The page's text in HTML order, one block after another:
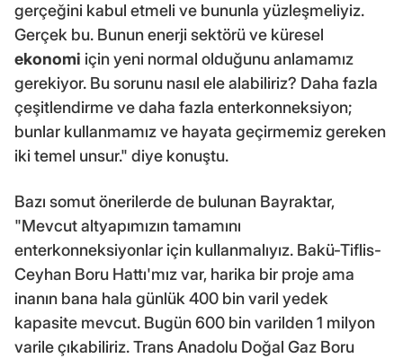
gerçeğini kabul etmeli ve bununla yüzleşmeliyiz.
Gerçek bu. Bunun enerji sektörü ve küresel
ekonomi için yeni normal olduğunu anlamamız
gerekiyor. Bu sorunu nasıl ele alabiliriz? Daha fazla
çeşitlendirme ve daha fazla enterkonneksiyon;
bunlar kullanmamız ve hayata geçirmemiz gereken
iki temel unsur." diye konuştu.
Bazı somut önerilerde de bulunan Bayraktar,
"Mevcut altyapımızın tamamını
enterkonneksiyonlar için kullanmalıyız. Bakü-Tiflis-
Ceyhan Boru Hattı'mız var, harika bir proje ama
inanın bana hala günlük 400 bin varil yedek
kapasite mevcut. Bugün 600 bin varilden 1 milyon
varile çıkabiliriz. Trans Anadolu Doğal Gaz Boru